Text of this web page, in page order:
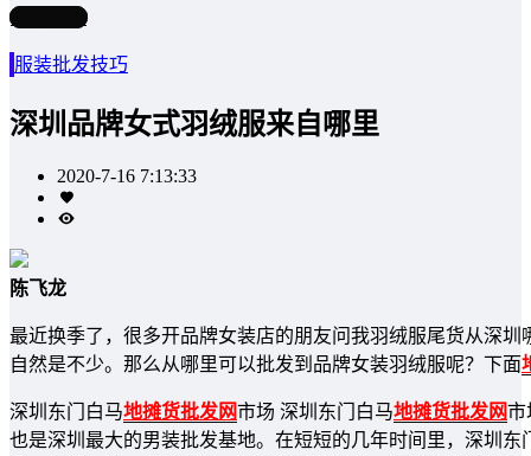
写文章
服装批发技巧
深圳品牌女式羽绒服来自哪里
2020-7-16 7:13:33
陈飞龙
最近换季了，很多开品牌女装店的朋友问我羽绒服尾货从深
自然是不少。那么从哪里可以批发到品牌女装羽绒服呢？下面
深圳东门白马地摊货批发网市场 深圳东门白马地摊货批发网市
也是深圳最大的男装批发基地。在短短的几年时间里，深圳东